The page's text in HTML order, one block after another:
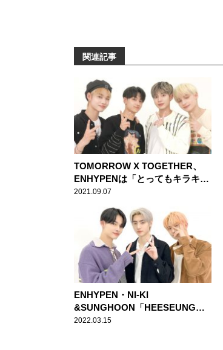
関連記事
TOMORROW X TOGETHER、
ENHYPENは「とってもキラキ
ラ、完璧な後輩」
2021.09.07
ENHYPEN・NI-KI
&SUNGHOON「HEESEUNGさ
んがうらやましい」宿舎の部屋割
2022.03.15